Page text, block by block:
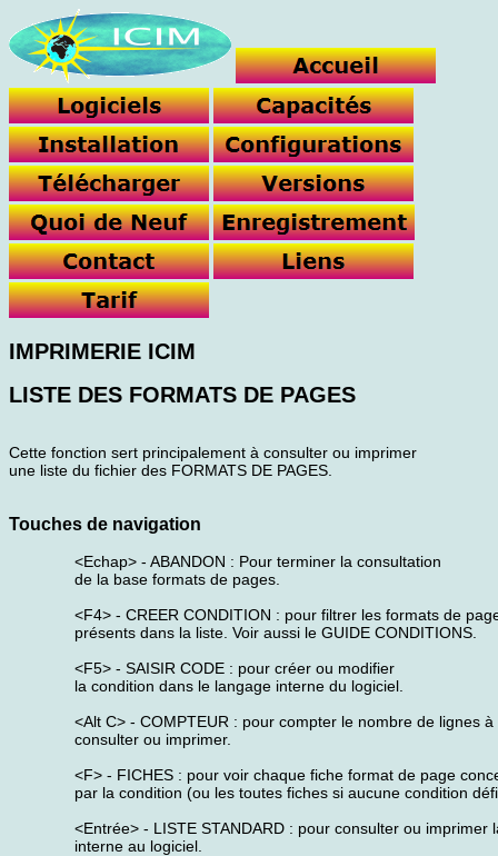
IMPRIMERIE ICIM
LISTE DES FORMATS DE PAGES
Cette fonction sert principalement à consulter ou imprimer
une liste du fichier des FORMATS DE PAGES.
Touches de navigation
<Echap> - ABANDON : Pour terminer la consultation
de la base formats de pages.
<F4> - CREER CONDITION : pour filtrer les formats de
présents dans la liste. Voir aussi le GUIDE CONDITIONS.
<F5> - SAISIR CODE : pour créer ou modifier
la condition dans le langage interne du logiciel.
<Alt C> - COMPTEUR : pour compter le nombre de lignes à
consulter ou imprimer.
<F> - FICHES : pour voir chaque fiche format de page
par la condition (ou les toutes fiches si aucune condition
<Entrée> - LISTE STANDARD : pour consulter ou imprimer
interne au logiciel.